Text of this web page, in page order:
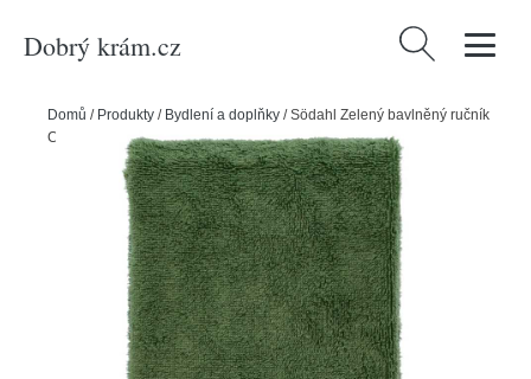
Dobrý krám.cz Vyhledávání
Domů / Produkty / Bydlení a doplňky /Södahl Zelený bavlněný ručník
Comfort 50 x 100 cm